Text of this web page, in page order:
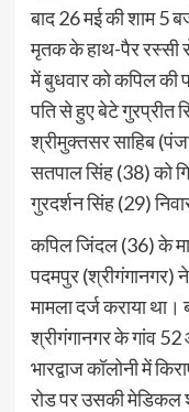
बाद 26 मई की शाम 5
मृतक के हाथ-पैर रस्सी
में बुधवार को कपिल की
पति से हुए बेटे गुरप्रीत
श्रीमुक्तसर साहिब
सतपाल सिंह (38) को
गुरदर्शन सिंह (29)
कपिल जिंदल (36) के
पदमपुर (श्रीगंगानगर)
मामला दर्ज कराया
श्रीगंगानगर के गांव
भारद्वाज कॉलोनी में
रोड पर उसकी मेडिकल